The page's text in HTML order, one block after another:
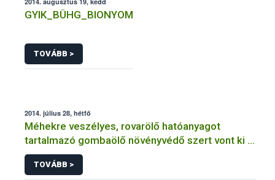
GYIK_BÜHG_BIONYOM
TOVÁBB >
2014. július 28, hétfő
Méhekre veszélyes, rovarölő hatóanyagot
tartalmazó gombaölő növényvédő szert vont ki a
forgalomból a NÉBIH
TOVÁBB >